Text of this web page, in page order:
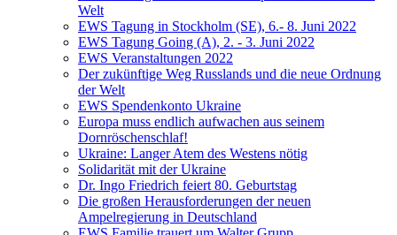
Welt
EWS Tagung in Stockholm (SE), 6.- 8. Juni 2022
EWS Tagung Going (A), 2. - 3. Juni 2022
EWS Veranstaltungen 2022
Der zukünftige Weg Russlands und die neue Ordnung
der Welt
EWS Spendenkonto Ukraine
Europa muss endlich aufwachen aus seinem
Dornröschenschlaf!
Ukraine: Langer Atem des Westens nötig
Solidarität mit der Ukraine
Dr. Ingo Friedrich feiert 80. Geburtstag
Die großen Herausforderungen der neuen
Ampelregierung in Deutschland